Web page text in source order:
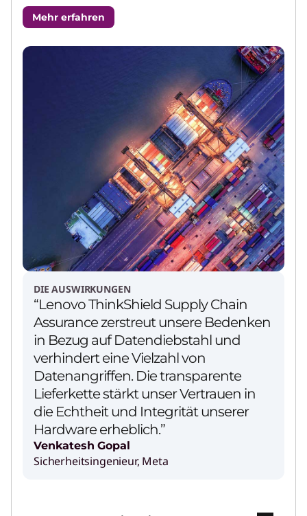
Mehr erfahren
DIE AUSWIRKUNGEN
“Lenovo ThinkShield Supply Chain
Assurance zerstreut unsere Bedenken
in Bezug auf Datendiebstahl und
verhindert eine Vielzahl von
Datenangriffen. Die transparente
Lieferkette stärkt unser Vertrauen in
die Echtheit und Integrität unserer
Hardware erheblich.”
Venkatesh Gopal
Sicherheitsingenieur, Meta